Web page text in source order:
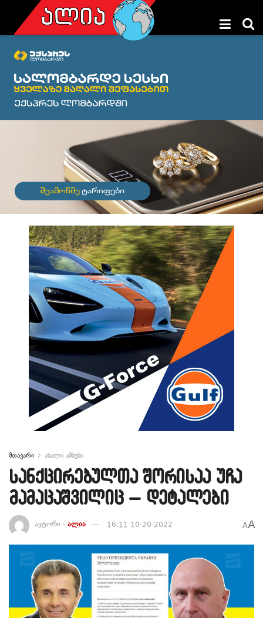
მთავარი ახალი ამბები
სანქცირებულთა შორისაა უჩა
მამაცაშვილიც – დეტალები
ავტორი - ალია 16:11 10-20-2022 AA